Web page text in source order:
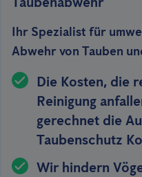
Ihr Spezialist für
Abwehr von Tauben
Die Kosten, die
Reinigung
gerechnet die
Taubenschutz
Wir hindern